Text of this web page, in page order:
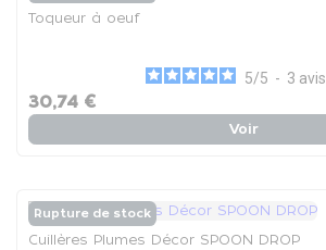
Toqueur à oeuf
5/5 - 3 avis
30,74 €
Voir
Rupture de stock
Cuillères Plumes Décor SPOON DROP